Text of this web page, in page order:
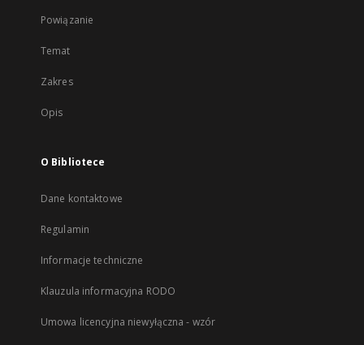
Powiązanie
Temat
Zakres
Opis
O Bibliotece
Dane kontaktowe
Regulamin
Informacje techniczne
Klauzula informacyjna RODO
Umowa licencyjna niewyłączna - wzór